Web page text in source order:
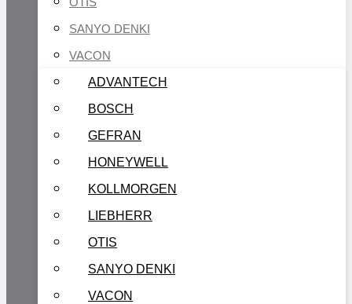
SANYO DENKI
VACON
ADVANTECH
BOSCH
GEFRAN
HONEYWELL
KOLLMORGEN
LIEBHERR
OTIS
SANYO DENKI
VACON